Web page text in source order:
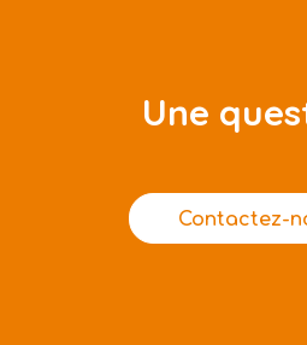
Une
Contactez-